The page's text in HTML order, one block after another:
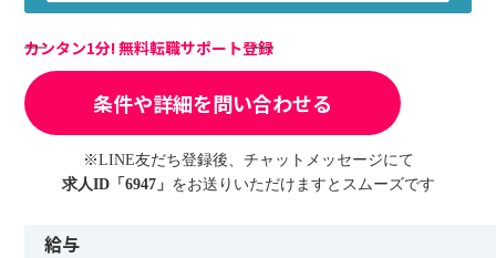
カンタン1分! 無料転職サポート登録
条件や詳細を問い合わせる
※LINE友だち登録後、チャットメッセージにて
求人ID「6947」 をお送りいただけますとスムーズです
給与